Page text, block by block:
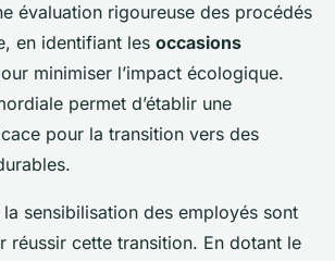
évaluation rigoureuse des procédés
en identifiant les occasions
minimiser l’impact écologique.
permet d’établir une
pour la transition vers des
la sensibilisation des employés sont
réussir cette transition. En dotant le